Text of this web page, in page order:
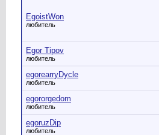
EgoistWon
любитель
Egor Tipov
любитель
egorearryDycle
любитель
egororgedom
любитель
egoruzDip
любитель